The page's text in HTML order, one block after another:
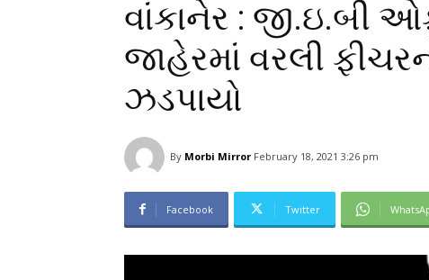
વાંકાનેર : જી.ઇ.બી
જાહેરમાં વરલી
ઝડપાયો
By Morbi Mirror February 18, 2021 3:26 pm
Facebook Twitter